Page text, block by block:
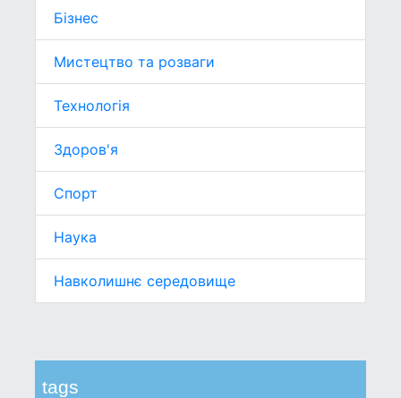
Бізнес
Мистецтво та розваги
Технологія
Здоров'я
Спорт
Наука
Навколишнє середовище
tags